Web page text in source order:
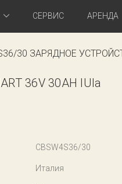
СЕРВИС АРЕНДА
30 ЗАРЯДНОЕ
36V 30AH IUIa
CBSW4S36/30
Италия